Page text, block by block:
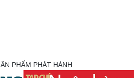
ẤN PHẨM PHÁT HÀNH